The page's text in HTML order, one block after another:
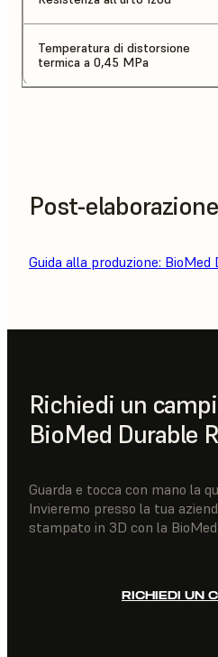
Temperatura di distorsione
termica a 0,45 MPa
Post-elaborazione
Guida alla produzione: BioMed
Richiedi un
BioMed Durable
Guarda e tocca con mano la
Invieremo presso la tua
stampato in 3D con la
RICHIEDI UN